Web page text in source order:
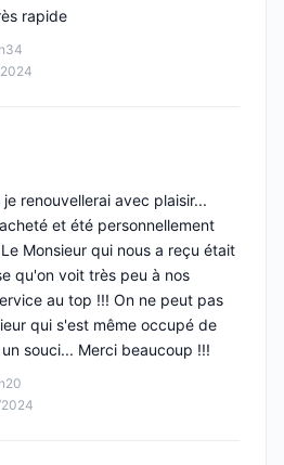
rapide
renouvellerai avec plaisir...
et été personnellement
Monsieur qui nous a reçu était
qu'on voit très peu à nos
au top !!! On ne peut pas
qui s'est même occupé de
souci... Merci beaucoup !!!